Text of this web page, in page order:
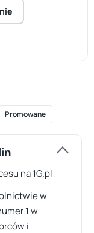
Promowane
na 1G.pl
w
1 w
i